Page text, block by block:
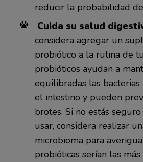
reducir la probabilidad
Cuida su salud
considera agregar un
probiótico a la rutina de
probióticos ayudan a
equilibradas las bacterias
el intestino y pueden
brotes. Si no estás
usar, considera realizar
microbioma para
probióticas serían las más